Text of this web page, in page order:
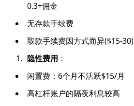
0.3+佣金
无存款手续费
取款手续费因方式而异($15-30)
隐性费用 ：
闲置费：6个月不活跃$15/月
高杠杆账户的隔夜利息较高